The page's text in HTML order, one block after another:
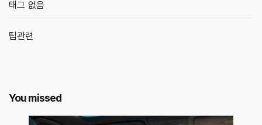
태그 없음
팁관련
You missed